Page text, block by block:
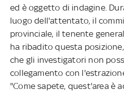
ed è oggetto di indagine.
luogo dell'attentato, il
provinciale, il tenente
ha ribadito questa
che gli investigatori non
collegamento con
"Come sapete, quest'area è